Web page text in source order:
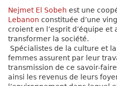
Nejmet El Sobeh est une
Lebanon constituée d’une
croient en l’esprit d’équipe
transformer la société.
Spécialistes de la culture et
femmes assurent par leur
transmission de ce savoir-
ainsi les revenus de leurs